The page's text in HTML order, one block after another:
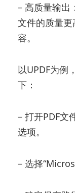
– 高质量输出
文件的质量
容。
以UPDF为例
下：
– 打开PDF文
选项。
– 选择